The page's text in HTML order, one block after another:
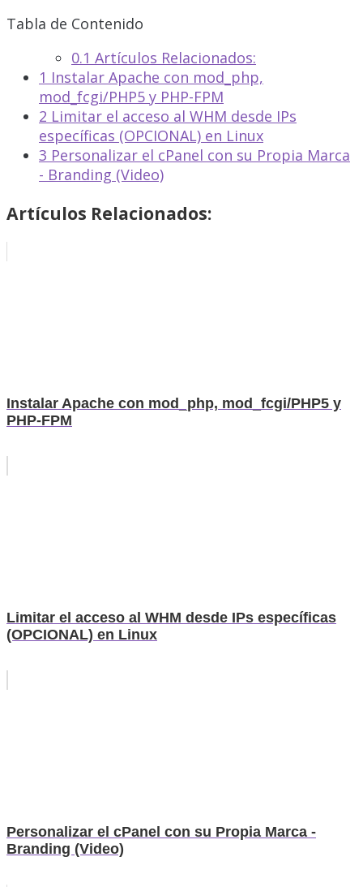
Tabla de Contenido
0.1 Artículos Relacionados:
1 Instalar Apache con mod_php,
mod_fcgi/PHP5 y PHP-FPM
2 Limitar el acceso al WHM desde IPs
específicas (OPCIONAL) en Linux
3 Personalizar el cPanel con su Propia Marca
- Branding (Video)
Artículos Relacionados:
Instalar Apache con mod_php, mod_fcgi/PHP5 y
PHP-FPM
Limitar el acceso al WHM desde IPs específicas
(OPCIONAL) en Linux
Personalizar el cPanel con su Propia Marca -
Branding (Video)